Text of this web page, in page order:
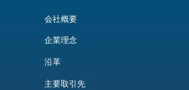
会社概要
企業理念
沿革
主要取引先